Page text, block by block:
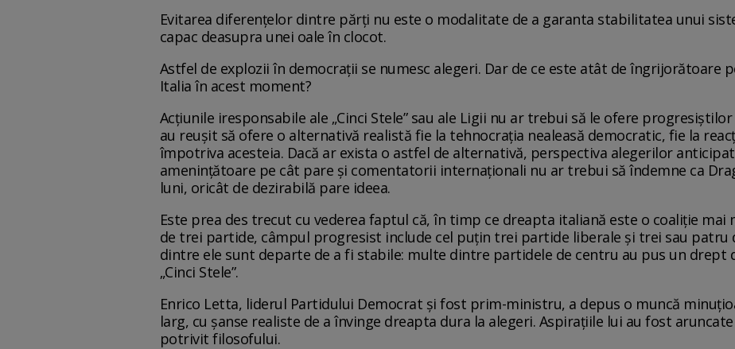
Evitarea diferențelor dintre părți nu este o modalitate de a garanta stabilitatea unui
capac deasupra unei oale în clocot.
Astfel de explozii în democrații se numesc alegeri. Dar de ce este atât de îngrijorătoare
Italia în acest moment?
Acțiunile iresponsabile ale „Cinci Stele” sau ale Ligii nu ar trebui să le ofere
au reușit să ofere o alternativă realistă fie la tehnocrația nealeasă democratic, fie la
împotriva acesteia. Dacă ar exista o astfel de alternativă, perspectiva alegerilor
amenințătoare pe cât pare și comentatorii internaționali nu ar trebui să îndemne ca
luni, oricât de dezirabilă pare ideea.
Este prea des trecut cu vederea faptul că, în timp ce dreapta italiană este o coaliție
de trei partide, câmpul progresist include cel puțin trei partide liberale și trei sau patru
dintre ele sunt departe de a fi stabile: multe dintre partidele de centru au pus un drept
„Cinci Stele”.
Enrico Letta, liderul Partidului Democrat și fost prim-ministru, a depus o muncă
larg, cu șanse realiste de a învinge dreapta dura la alegeri. Aspirațiile lui au fost
potrivit filosofului.